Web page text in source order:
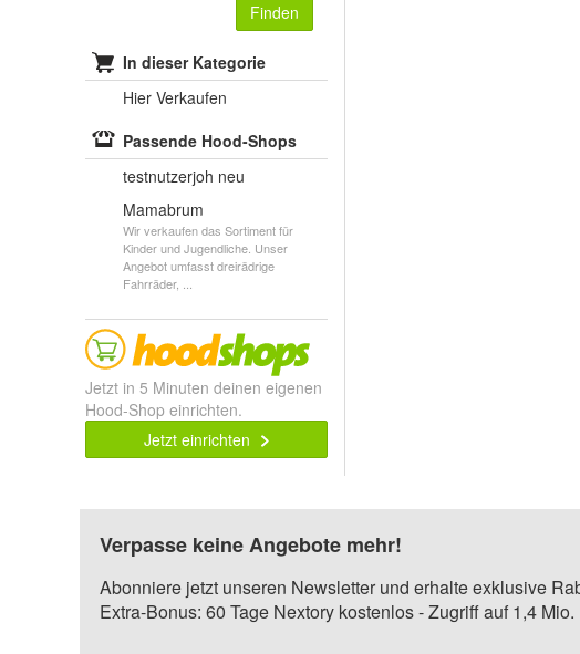
Finden
In dieser Kategorie
Hier Verkaufen
Passende Hood-Shops
testnutzerjoh neu
Mamabrum
Wir verkaufen das Sortiment für
Kinder und Jugendliche. Unser
Angebot umfasst dreirädrige
Fahrräder, ...
Jetzt in 5 Minuten deinen eigenen
Hood-Shop einrichten.
Jetzt einrichten
Verpasse keine Angebote mehr!
Abonniere jetzt unseren Newsletter und erhalte exklusive
Extra-Bonus: 60 Tage Nextory kostenlos - Zugriff auf 1,4